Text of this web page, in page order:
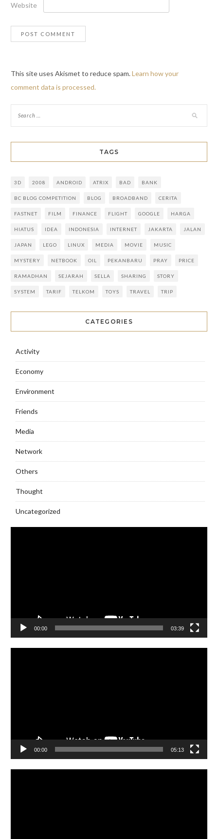
Website
This site uses Akismet to reduce spam.Learn how your
comment data is processed.
TAGS
3D 2008 ANDROID ATRIX BAD BANK
BC BLOG COMPETITION BLOG BROADBAND CERITA
FASTNET FILM FINANCE FLIGHT GOOGLE HARGA
HIATUS IDEA INDONESIA INTERNET JAKARTA JALAN
JAPAN LEGO LINUX MEDIA MOVIE MUSIC
MYSTERY NETBOOK OIL PEKANBARU PRAY PRICE
RAMADHAN SEJARAH SELLA SHARING STORY
SYSTEM TARIF TELKOM TOYS TRAVEL TRIP
CATEGORIES
Activity
Economy
Environment
Friends
Media
Network
Others
Thought
Uncategorized
00:00 03:39
00:00 05:13